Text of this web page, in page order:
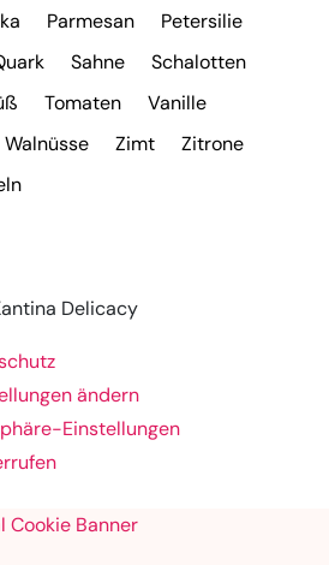
Parmesan
Petersilie
Sahne
Schalotten
Tomaten
Vanille
Walnüsse Zimt
Zitrone
Delicacy
ändern
Einstellungen
Cookie Banner